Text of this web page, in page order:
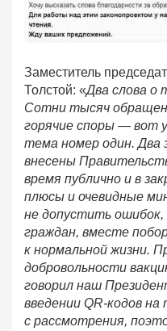
Заместитель
Толстой: «Два слова о
Сотни тысяч
горячие споры — вот
тема номер один. Два
внесены
время публично и в
плюсы и очевидные
не допустить
граждан, вместе
к нормальной жизни.
добровольности
говорил наш
введении QR-кодов
с рассмотрения,